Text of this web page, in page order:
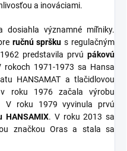
a inováciami.
dosiahla významné míľniky.
ručnú spršku s regulačným
predstavila prvú pákovú
rokoch 1971-1973 sa Hansa
HANSAMAT a tlačidlovou
v roku 1976 začala výrobu
V roku 1979 vyvinula prvú
HANSAMIX. V roku 2013 sa
značkou Oras a stala sa